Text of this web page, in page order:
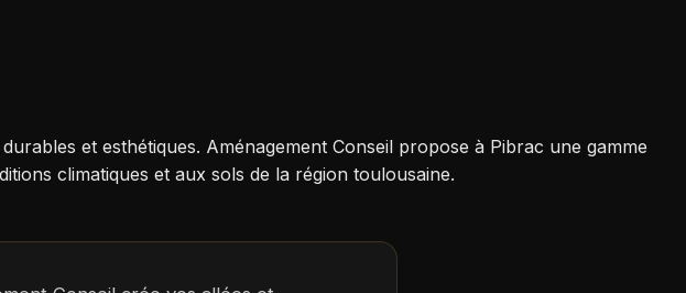
et esthétiques. Aménagement Conseil propose à Pibrac une gamme
climatiques et aux sols de la région toulousaine.